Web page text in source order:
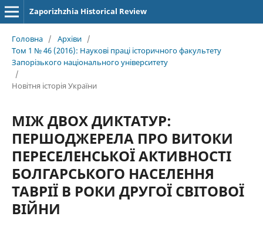
Zaporizhzhia Historical Review
Головна / Архіви /
Том 1 № 46 (2016): Наукові праці історичного факультету
Запорізького національного університету
/
Новітня історія України
МІЖ ДВОХ ДИКТАТУР:
ПЕРШОДЖЕРЕЛА ПРО ВИТОКИ
ПЕРЕСЕЛЕНСЬКОЇ АКТИВНОСТІ
БОЛГАРСЬКОГО НАСЕЛЕННЯ
ТАВРІЇ В РОКИ ДРУГОЇ СВІТОВОЇ
ВІЙНИ